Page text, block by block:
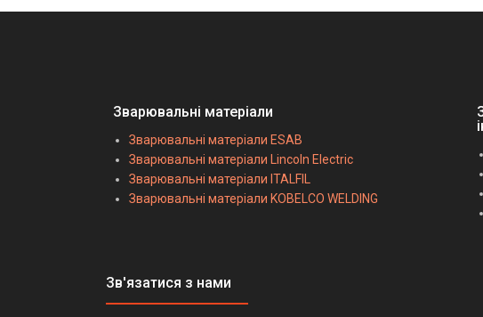
Зварювальні матеріали
Зварювальні матеріали ESAB
Зварювальні матеріали Lincoln Electric
Зварювальні матеріали ITALFIL
Зварювальні матеріали KOBELCO WELDING